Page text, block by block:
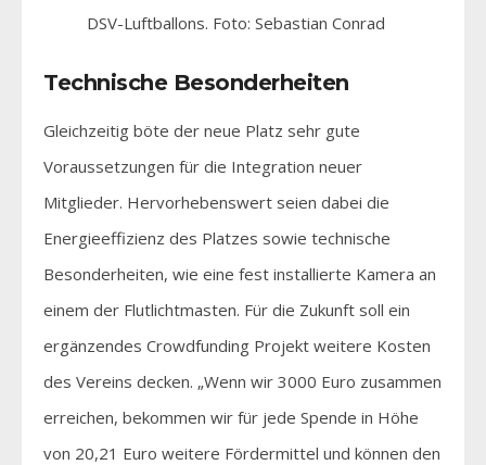
DSV-Luftballons. Foto: Sebastian Conrad
Technische Besonderheiten
Gleichzeitig böte der neue Platz sehr gute
Voraussetzungen für die Integration neuer
Mitglieder. Hervorhebenswert seien dabei die
Energieeffizienz des Platzes sowie technische
Besonderheiten, wie eine fest installierte Kamera an
einem der Flutlichtmasten. Für die Zukunft soll ein
ergänzendes Crowdfunding Projekt weitere Kosten
des Vereins decken. „Wenn wir 3000 Euro zusammen
erreichen, bekommen wir für jede Spende in Höhe
von 20,21 Euro weitere Fördermittel und können den